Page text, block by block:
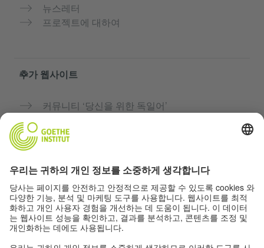
뉴스레터
프로젝트에 대하여
추가 웹사이트
커뮤니티 ‘당신을 위한 독일어’
괴테 인스티투트의 독일어 과정
개인정보 및 접근성
개인 정보 설정
접근성